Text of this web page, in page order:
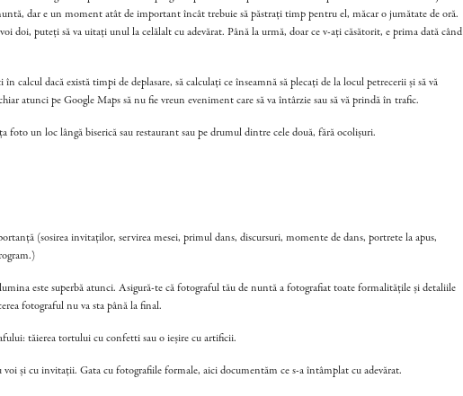
dar e un moment atât de important încât trebuie să păstrați timp pentru el, măcar o jumătate de oră.
doi, puteți să va uitați unul la celălalt cu adevărat. Până la urmă, doar ce v-ați căsătorit, e prima dată când
dacă există timpi de deplasare, să calculați ce înseamnă să plecați de la locul petrecerii și să vă
atunci pe Google Maps să nu fie vreun eveniment care să va întârzie sau să vă prindă în trafic.
foto un loc lângă biserică sau restaurant sau pe drumul dintre cele două, fără ocolișuri.
(sosirea invitaților, servirea mesei, primul dans, discursuri, momente de dans, portrete la apus,
este superbă atunci. Asigură-te că fotograful tău de nuntă a fotografiat toate formalitățile și detaliile
fotograful nu va sta până la final.
tăierea tortului cu confetti sau o ieșire cu artificii.
și cu invitații. Gata cu fotografiile formale, aici documentăm ce s-a întâmplat cu adevărat.